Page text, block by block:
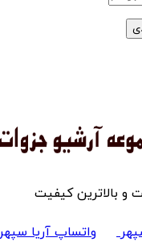
و بالاترین کیفیت
واتساپ آریا سپهر